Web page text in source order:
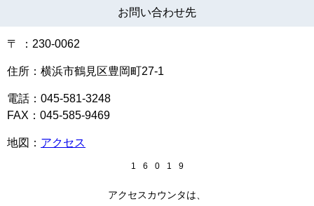
お問い合わせ先
〒 ：230-0062
住所：横浜市鶴見区豊岡町27-1
電話：045-581-3248
FAX：045-585-9469
地図： アクセス
1 6 0 1 9
アクセスカウンタは、